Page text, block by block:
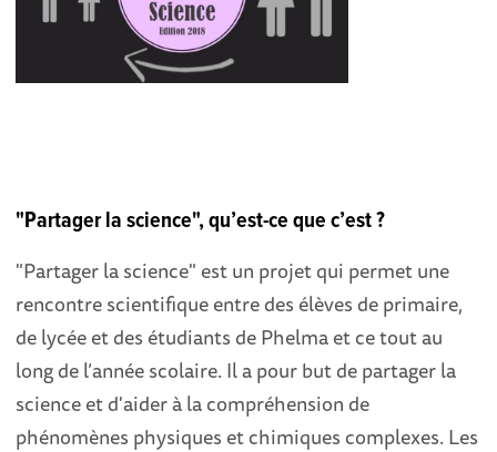
"Partager la science", qu’est-ce que c’est ?
"Partager la science" est un projet qui permet une
rencontre scientifique entre des élèves de primaire,
de lycée et des étudiants de Phelma et ce tout au
long de l’année scolaire. Il a pour but de partager la
science et d'aider à la compréhension de
phénomènes physiques et chimiques complexes. Les